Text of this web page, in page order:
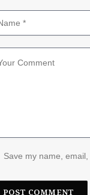
Save my name,